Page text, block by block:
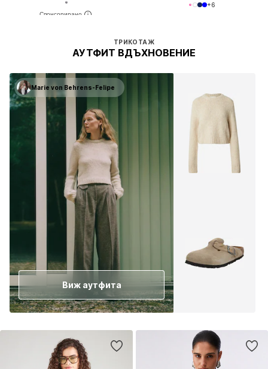
+6
ТРИКОТАЖ
АУТФИТ ВДЪХНОВЕНИЕ
Marie von Behrens-Felipe
Виж аутфита